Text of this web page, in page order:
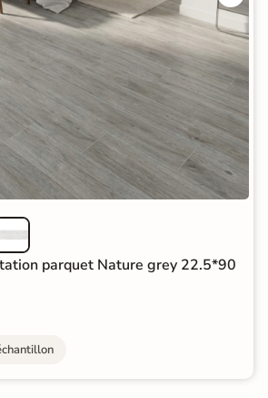
parquet Nature grey 22.5*90